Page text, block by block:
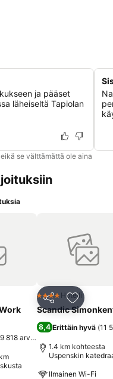
ja pääset
läheiseltä Tapiolan
se välttämättä ole aina
suosikkeihin
818 arviota
Jaa Lisää
4 Tähtiluokitus
Hotelli
Scandic
8,4 Erittäin hyvä (11
1.4 km kohteesta
Uspenskin
Ilmainen Wi-Fi